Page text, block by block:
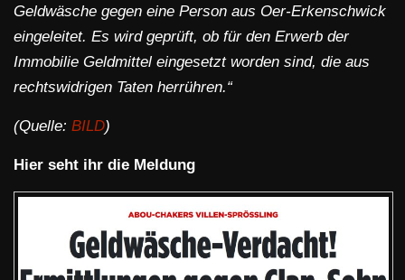
Geldwäsche gegen eine Person aus Oer-Erkenschwick
eingeleitet. Es wird geprüft, ob für den Erwerb der
Immobilie Geldmittel eingesetzt worden sind, die aus
rechtswidrigen Taten herrühren.“
(Quelle: BILD)
Hier seht ihr die Meldung